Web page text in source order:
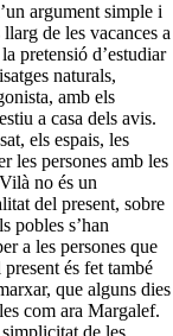
argument simple i
de les vacances a
pretensió d’estudiar
naturals,
amb els
a casa dels avis.
els espais, les
les persones amb les
no és un
del present, sobre
pobles s’han
a les persones que
és fet també
que alguns dies
com ara Margalef.